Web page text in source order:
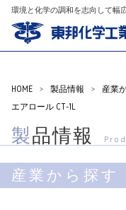
環境と化学の調和を志向して幅
HOME > 製品情報 > 産業
エアロール CT-1L
製品情報
産業から探す